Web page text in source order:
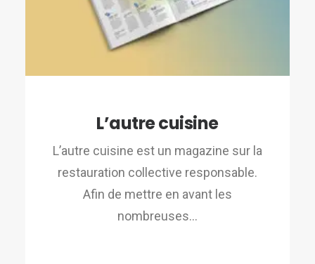
L’autre cuisine
L’autre cuisine est un magazine sur la
restauration collective responsable.
Afin de mettre en avant les
nombreuses…